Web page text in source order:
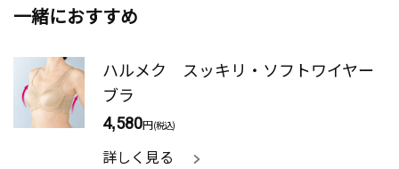
一緒におすすめ
ハルメク スッキリ・ソフトワイヤー
ブラ
4,580円(税込)
詳しく見る